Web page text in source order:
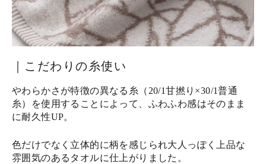
｜こだわりの糸使い
やわらかさが特徴の異なる糸（20/1甘撚り×30/1普通
糸）を使用することによって、ふわふわ感はそのまま
に耐久性UP。
色だけでなく立体的に柄を感じられ大人っぽく上品な
雰囲気のあるタオルに仕上がりました。